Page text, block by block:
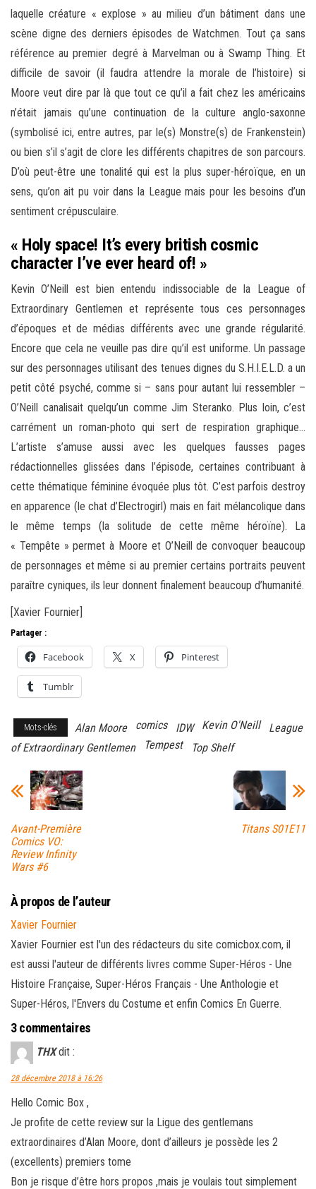
laquelle créature « explose » au milieu d’un bâtiment dans une
scène digne des derniers épisodes de Watchmen. Tout ça sans
référence au premier degré à Marvelman ou à Swamp Thing. Et
difficile de savoir (il faudra attendre la morale de l’histoire) si
Moore veut dire par là que tout ce qu’il a fait chez les américains
n’était jamais qu’une continuation de la culture anglo-saxonne
(symbolisé ici, entre autres, par le(s) Monstre(s) de Frankenstein)
ou bien s’il s’agit de clore les différents chapitres de son parcours.
D’où peut-être une tonalité qui est la plus super-héroïque, en un
sens, qu’on ait pu voir dans la League mais pour les besoins d’un
sentiment crépusculaire.
« Holy space! It’s every british cosmic
character I’ve ever heard of! »
Kevin O’Neill est bien entendu indissociable de la League of
Extraordinary Gentlemen et représente tous ces personnages
d’époques et de médias différents avec une grande régularité.
Encore que cela ne veuille pas dire qu’il est uniforme. Un passage
sur des personnages utilisant des tenues dignes du S.H.I.E.L.D. a un
petit côté psyché, comme si – sans pour autant lui ressembler –
O’Neill canalisait quelqu’un comme Jim Steranko. Plus loin, c’est
carrément un roman-photo qui sert de respiration graphique…
L’artiste s’amuse aussi avec les quelques fausses pages
rédactionnelles glissées dans l’épisode, certaines contribuant à
cette thématique féminine évoquée plus tôt. C’est parfois destroy
en apparence (le chat d’Electrogirl) mais en fait mélancolique dans
le même temps (la solitude de cette même héroïne). La
« Tempête » permet à Moore et O’Neill de convoquer beaucoup
de personnages et même si au premier certains portraits peuvent
paraître cyniques, ils leur donnent finalement beaucoup d’humanité.
[Xavier Fournier]
Partager :
Facebook X Pinterest
Tumblr
Mots-clés Alan Moore comics IDW Kevin O'Neill
League
of Extraordinary Gentlemen
Tempest Top Shelf
Avant-Première
Comics VO:
Review Infinity
Wars #6
Titans S01E11
À propos de l’auteur
Xavier Fournier
Xavier Fournier est l'un des rédacteurs du site comicbox.com, il
est aussi l'auteur de différents livres comme Super-Héros - Une
Histoire Française, Super-Héros Français - Une Anthologie et
Super-Héros, l'Envers du Costume et enfin Comics En Guerre.
3 commentaires
THX dit :
28 décembre 2018 à 16:26
Hello Comic Box ,
Je profite de cette review sur la Ligue des gentlemans
extraordinaires d’Alan Moore, dont d’ailleurs je possède les 2
(excellents) premiers tome
Bon je risque d’être hors propos ,mais je voulais tout simplement